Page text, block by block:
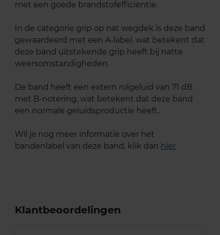
met een goede brandstofefficiëntie.
In de categorie grip op nat wegdek is deze band
gewaardeerd met een A-label, wat betekent dat
deze band uitstekende grip heeft bij natte
weersomstandigheden.
De band heeft een extern rolgeluid van 71 dB
met B-notering, wat betekent dat deze band
een normale geluidsproductie heeft.
Wil je nog meer informatie over het
bandenlabel van deze band, klik dan hier
Klantbeoordelingen